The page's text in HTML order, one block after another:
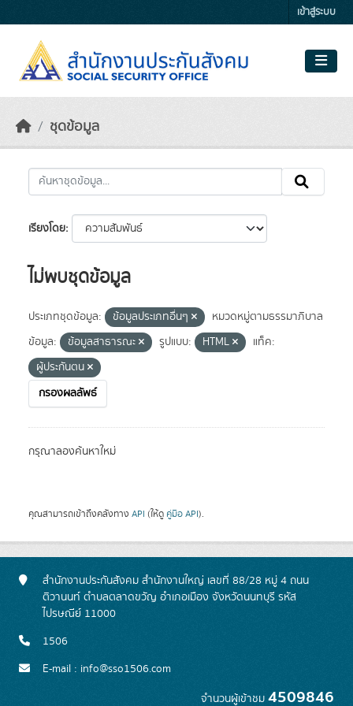
เข้าสู่ระบบ
ชุดข้อมูล
เรียงโดย
ไม่พบชุดข้อมูล
ประเภทชุดข้อมูล: ข้อมูลประเภทอื่นๆ
หมวดหมู่ตามธรรมาภิบาล
ข้อมูล:
ข้อมูลสาธารณะ รูปแบบ: HTML
แท็ค:
ผู้ประกันตน
กรองผลลัพธ์
กรุณาลองค้นหาใหม่
คุณสามารถเข้าถึงคลังทาง API (ให้ดู คู่มือ API).
สำนักงานประกันสังคม สำนักงานใหญ่ เลขที่ 88/28 หมู่ 4 ถนน
ติวานนท์ ตำบลตลาดขวัญ อำเภอเมือง จังหวัดนนทบุรี รหัส
ไปรษณีย์ 11000
1506
E-mail : info@sso1506.com
จำนวนผู้เข้าชม 4509846